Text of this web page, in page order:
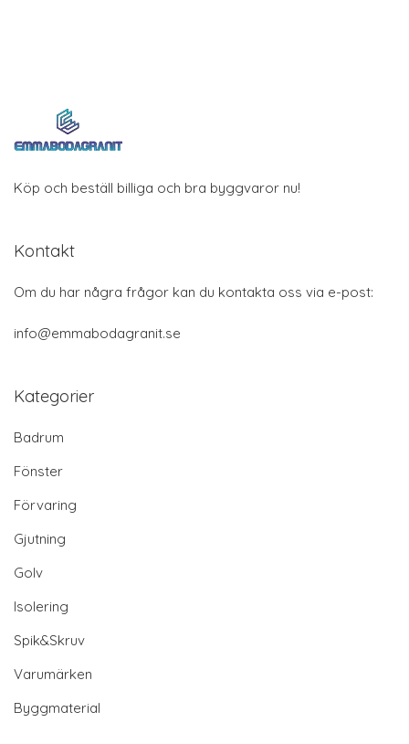
Köp och beställ billiga och bra byggvaror nu!
Kontakt
Om du har några frågor kan du kontakta oss via e-post:
info@emmabodagranit.se
Kategorier
Badrum
Fönster
Förvaring
Gjutning
Golv
Isolering
Spik&Skruv
Varumärken
Byggmaterial